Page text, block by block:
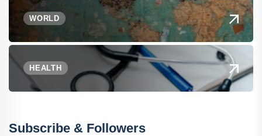
WORLD
HEALTH
Subscribe & Followers